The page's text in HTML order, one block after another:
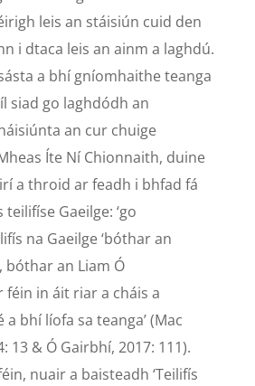
leis an stáisiún cuid den
i dtaca leis an ainm a laghdú.
a bhí gníomhaithe teanga
siad go laghdódh an
an cur chuige
Íte Ní Chionnaith, duine
a throid ar feadh i bhfad fá
Gaeilge: ‘go
na Gaeilge ‘bóthar an
bóthar an Liam Ó
féin in áit riar a cháis a
bhí líofa sa teanga’ (Mac
13 & Ó Gairbhí, 2017: 111).
nuair a baisteadh ‘Teilifís